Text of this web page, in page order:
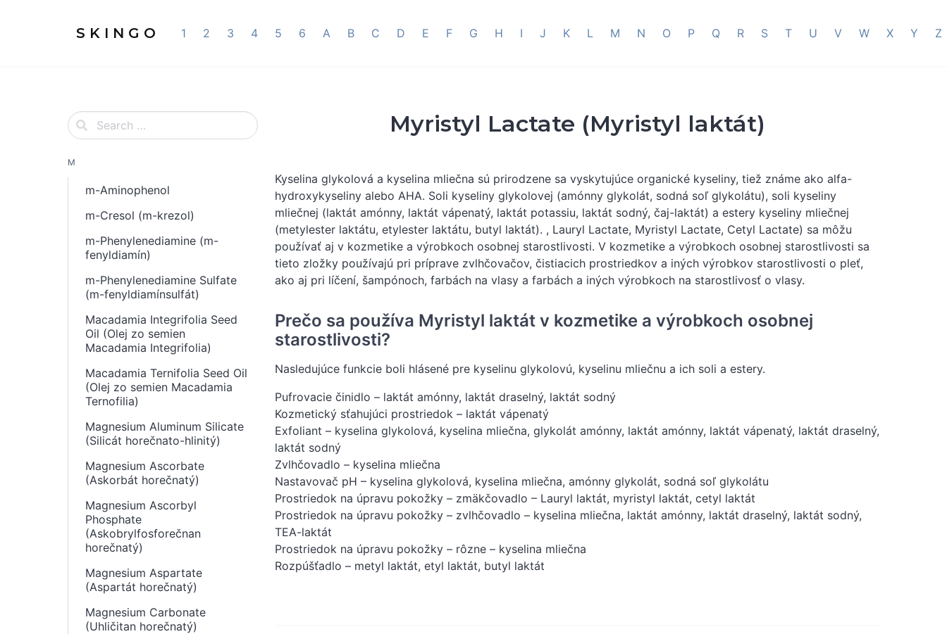
S K I N G O 1 2 3 4 5 6 A B C D E F G H I J K L M N O P Q R S T U V W X Y Z
M
m-Aminophenol
m-Cresol (m-krezol)
m-Phenylenediamine (m-
fenyldiamín)
m-Phenylenediamine Sulfate
(m-fenyldiamínsulfát)
Macadamia Integrifolia Seed
Oil (Olej zo semien
Macadamia Integrifolia)
Macadamia Ternifolia Seed Oil
(Olej zo semien Macadamia
Ternofilia)
Magnesium Aluminum Silicate
(Silicát horečnato-hlinitý)
Magnesium Ascorbate
(Askorbát horečnatý)
Magnesium Ascorbyl
Phosphate
(Askobrylfosforečnan
horečnatý)
Magnesium Aspartate
(Aspartát horečnatý)
Magnesium Carbonate
(Uhličitan horečnatý)
Myristyl Lactate (Myristyl laktát)
Kyselina glykolová a kyselina mliečna sú prirodzene sa vyskytujúce organické kyseliny, tiež známe ako alfa-
hydroxykyseliny alebo AHA. Soli kyseliny glykolovej (amónny glykolát, sodná soľ glykolátu), soli kyseliny
mliečnej (laktát amónny, laktát vápenatý, laktát potassiu, laktát sodný, čaj-laktát) a estery kyseliny mliečnej
(metylester laktátu, etylester laktátu, butyl laktát). , Lauryl Lactate, Myristyl Lactate, Cetyl Lactate) sa môžu
používať aj v kozmetike a výrobkoch osobnej starostlivosti. V kozmetike a výrobkoch osobnej starostlivosti sa
tieto zložky používajú pri príprave zvlhčovačov, čistiacich prostriedkov a iných výrobkov starostlivosti o pleť,
ako aj pri líčení, šampónoch, farbách na vlasy a farbách a iných výrobkoch na starostlivosť o vlasy.
Prečo sa používa Myristyl laktát v kozmetike a výrobkoch osobnej
starostlivosti?
Nasledujúce funkcie boli hlásené pre kyselinu glykolovú, kyselinu mliečnu a ich soli a estery.
Pufrovacie činidlo – laktát amónny, laktát draselný, laktát sodný
Kozmetický sťahujúci prostriedok – laktát vápenatý
Exfoliant – kyselina glykolová, kyselina mliečna, glykolát amónny, laktát amónny, laktát vápenatý, laktát draselný,
laktát sodný
Zvlhčovadlo – kyselina mliečna
Nastavovač pH – kyselina glykolová, kyselina mliečna, amónny glykolát, sodná soľ glykolátu
Prostriedok na úpravu pokožky – zmäkčovadlo – Lauryl laktát, myristyl laktát, cetyl laktát
Prostriedok na úpravu pokožky – zvlhčovadlo – kyselina mliečna, laktát amónny, laktát draselný, laktát sodný,
TEA-laktát
Prostriedok na úpravu pokožky – rôzne – kyselina mliečna
Rozpúšťadlo – metyl laktát, etyl laktát, butyl laktát